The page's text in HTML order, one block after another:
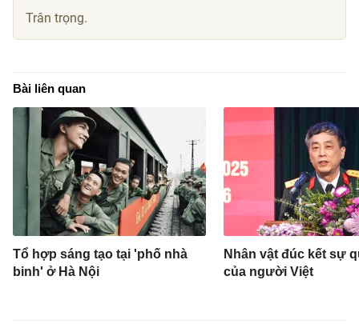
Trân trọng.
Bài liên quan
Tổ hợp sáng tạo tại 'phố nhà
binh' ở Hà Nội
Nhân vật đúc kết sự
của người Việt